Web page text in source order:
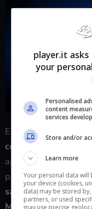
Escludendo GTA,
coadiuvare altri
appartenenti ad altre
presto per un nuovo
sarebbe assurdo
Manhunt piuttosto
player.it
your
Personalised
content
services
Store and/or
Learn more
Your personal data
your device (cookies,
data) may be stored
partners, or used
may use precise